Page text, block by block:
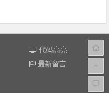
代码高亮
最新留言